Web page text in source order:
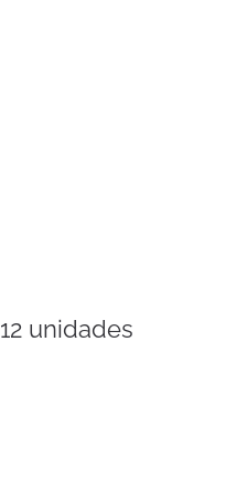
unidades